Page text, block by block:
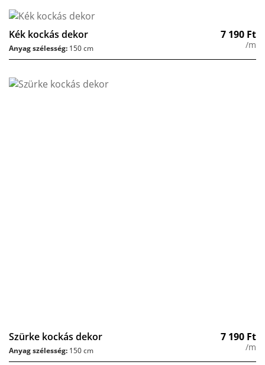
Kék kockás dekor 7 190 Ft
/m
Anyag szélesség: 150 cm
Szürke kockás dekor 7 190 Ft
/m
Anyag szélesség: 150 cm